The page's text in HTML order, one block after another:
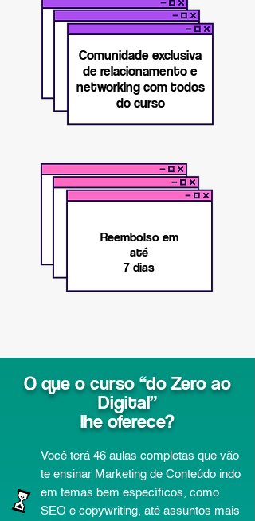
Comunidade exclusiva
de relacionamento e
networking com todos
do curso
Reembolso em
até
7 dias
O que o curso “do Zero ao
Digital”
lhe oferece?
Você terá 46 aulas completas que vão
te ensinar Marketing de Conteúdo indo
em temas bem específicos, como
SEO e copywriting, até assuntos mais